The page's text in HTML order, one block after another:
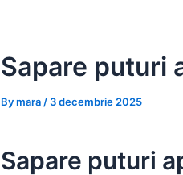
Sapare puturi
Bymara / 3 decembrie 2025
Sapare puturi